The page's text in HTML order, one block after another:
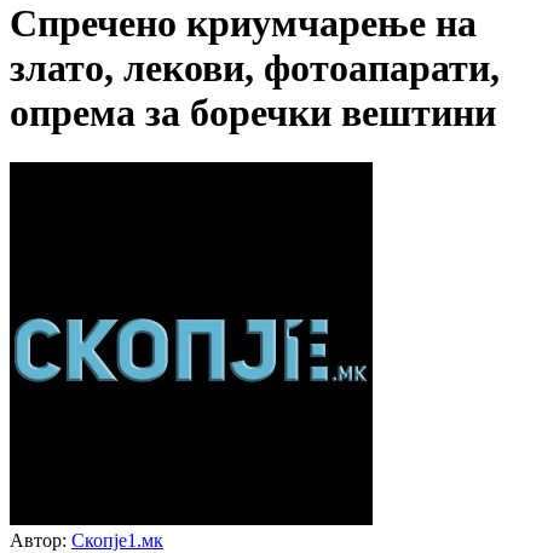
Спречено криумчарење на
злато, лекови, фотоапарати,
опрема за боречки вештини
Автор: Скопје1.мк